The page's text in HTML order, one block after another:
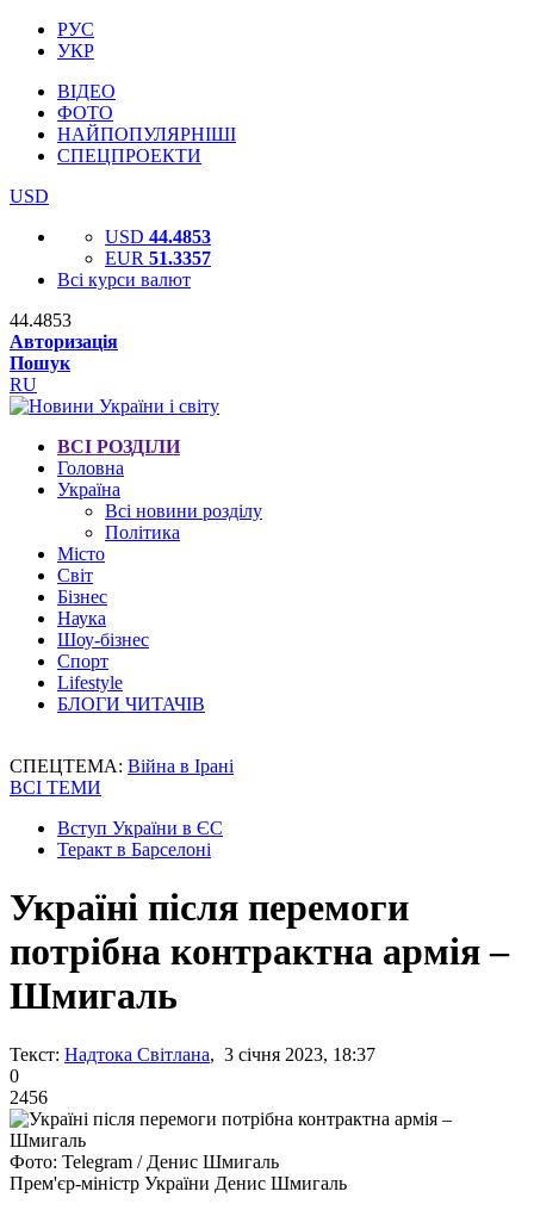
РУС
УКР
ВІДЕО
ФОТО
НАЙПОПУЛЯРНІШІ
СПЕЦПРОЕКТИ
USD
USD 44.4853
EUR 51.3357
Всі курси валют
44.4853
Авторизація
Пошук
RU
ВСІ РОЗДІЛИ
Головна
Україна
Всі новини розділу
Політика
Місто
Світ
Бізнес
Наука
Шоу-бізнес
Спорт
Lifestyle
БЛОГИ ЧИТАЧІВ
СПЕЦТЕМА: Війна в Ірані
ВСІ ТЕМИ
Вступ України в ЄС
Теракт в Барселоні
Україні після перемоги
потрібна контрактна армія –
Шмигаль
Текст: Надтока Світлана, 3 січня 2023, 18:37
0
2456
Фото: Telegram / Денис Шмигаль
Прем'єр-міністр України Денис Шмигаль